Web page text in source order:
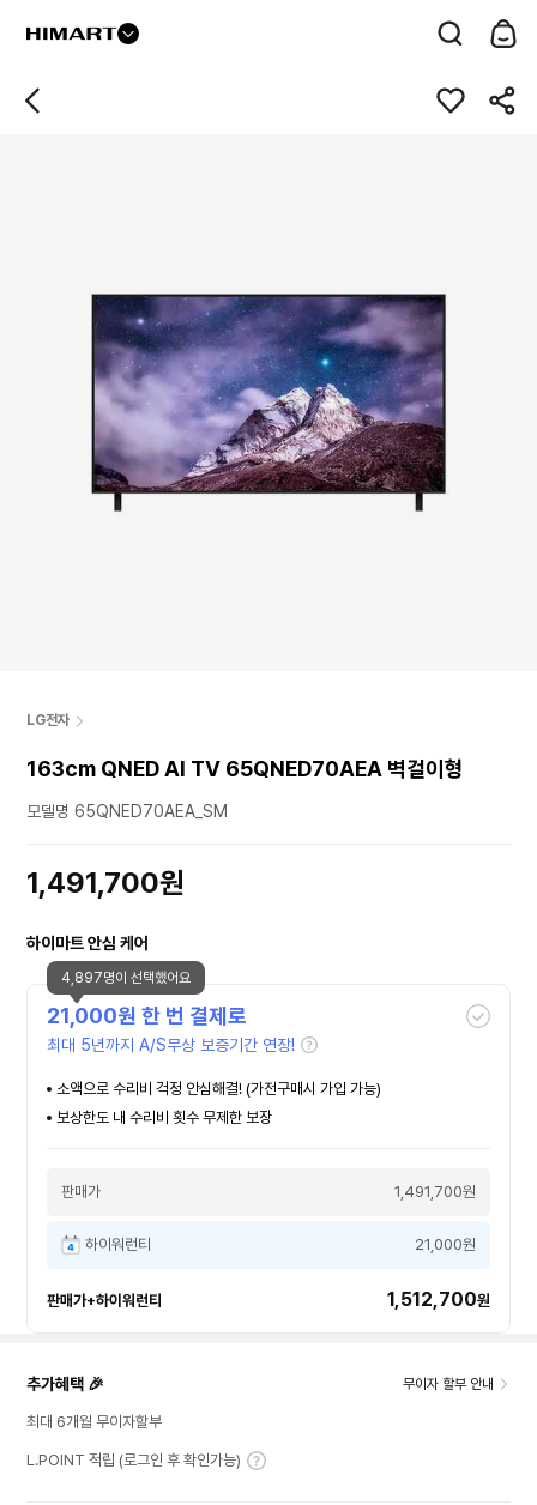
LG전자
163cm QNED AI TV 65QNED70AEA 벽걸이형
모델명 65QNED70AEA_SM
1,491,700원
하이마트 안심 케어
21,000원 한 번 결제로
최대 5년까지 A/S무상 보증기간 연장!
소액으로 수리비 걱정 안심해결! (가전구매시 가입 가능)
보상한도 내 수리비 횟수 무제한 보장
판매가 1,491,700원
하이워런티 21,000원
판매가+하이워런티 1,512,700원
4,897명이 선택했어요
추가혜택 🎉 무이자 할부 안내
최대 6개월 무이자할부
L.POINT 적립 (로그인 후 확인가능)